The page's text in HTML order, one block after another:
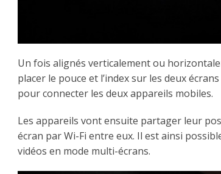
Un fois alignés verticalement ou
placer le pouce et l’index sur les deux
pour connecter les deux appareils mobiles.
Les appareils vont ensuite partager leur
écran par Wi-Fi entre eux. Il est ainsi
vidéos en mode multi-écrans.